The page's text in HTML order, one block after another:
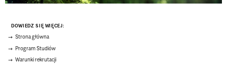
DOWIEDZ SIĘ WIĘCEJ:
Strona główna
Program Studiów
Warunki rekrutacji